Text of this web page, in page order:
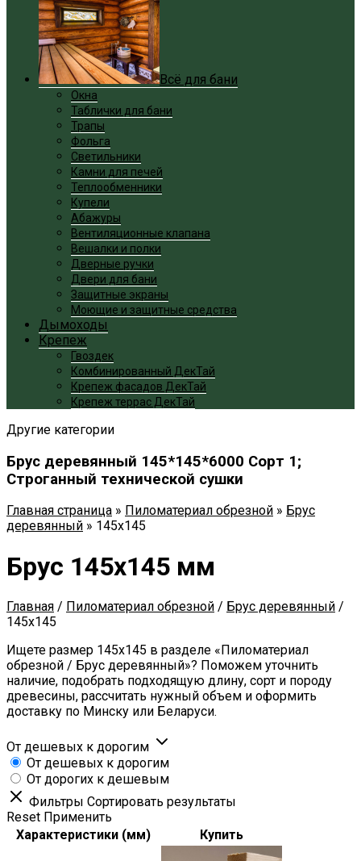
Всё для бани
Окна
Таблички для бани
Трапы
Фольга
Светильники
Камни для печей
Теплообменники
Купели
Абажуры
Вентиляционные клапана
Вешалки и полки
Дверные ручки
Двери для бани
Защитные экраны
Моющие и защитные средства
Дымоходы
Крепеж
Гвоздек
Комбинированный ДекТай
Крепеж фасадов ДекТай
Крепеж террас ДекТай
Другие категории
Брус деревянный 145*145*6000 Сорт 1;
Cтроганный технической сушки
Главная страница » Пиломатериал обрезной » Брус
деревянный » 145x145
Брус 145x145 мм
Главная / Пиломатериал обрезной / Брус деревянный /
145x145
Ищете размер 145x145 в разделе «Пиломатериал
обрезной / Брус деревянный»? Поможем уточнить
наличие, подобрать подходящую длину, сорт и породу
древесины, рассчитать нужный объем и оформить
доставку по Минску или Беларуси.
От дешевых к дорогим
От дешевых к дорогим
От дорогих к дешевым
Фильтры Сортировать результаты
Reset Применить
Характеристики (мм)
Купить